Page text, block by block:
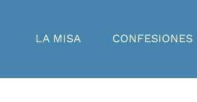
LA MISA CONFESIONES